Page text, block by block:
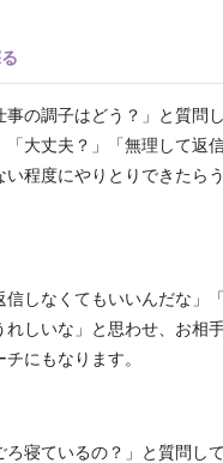
事の調子はどう？」と質問
「大丈夫？」「無理して返
い程度にやりとりできたら
しなくてもいいんだな」
れしいな」と思わせ、お相
にもなります。
ろ寝ているの？」と質問し